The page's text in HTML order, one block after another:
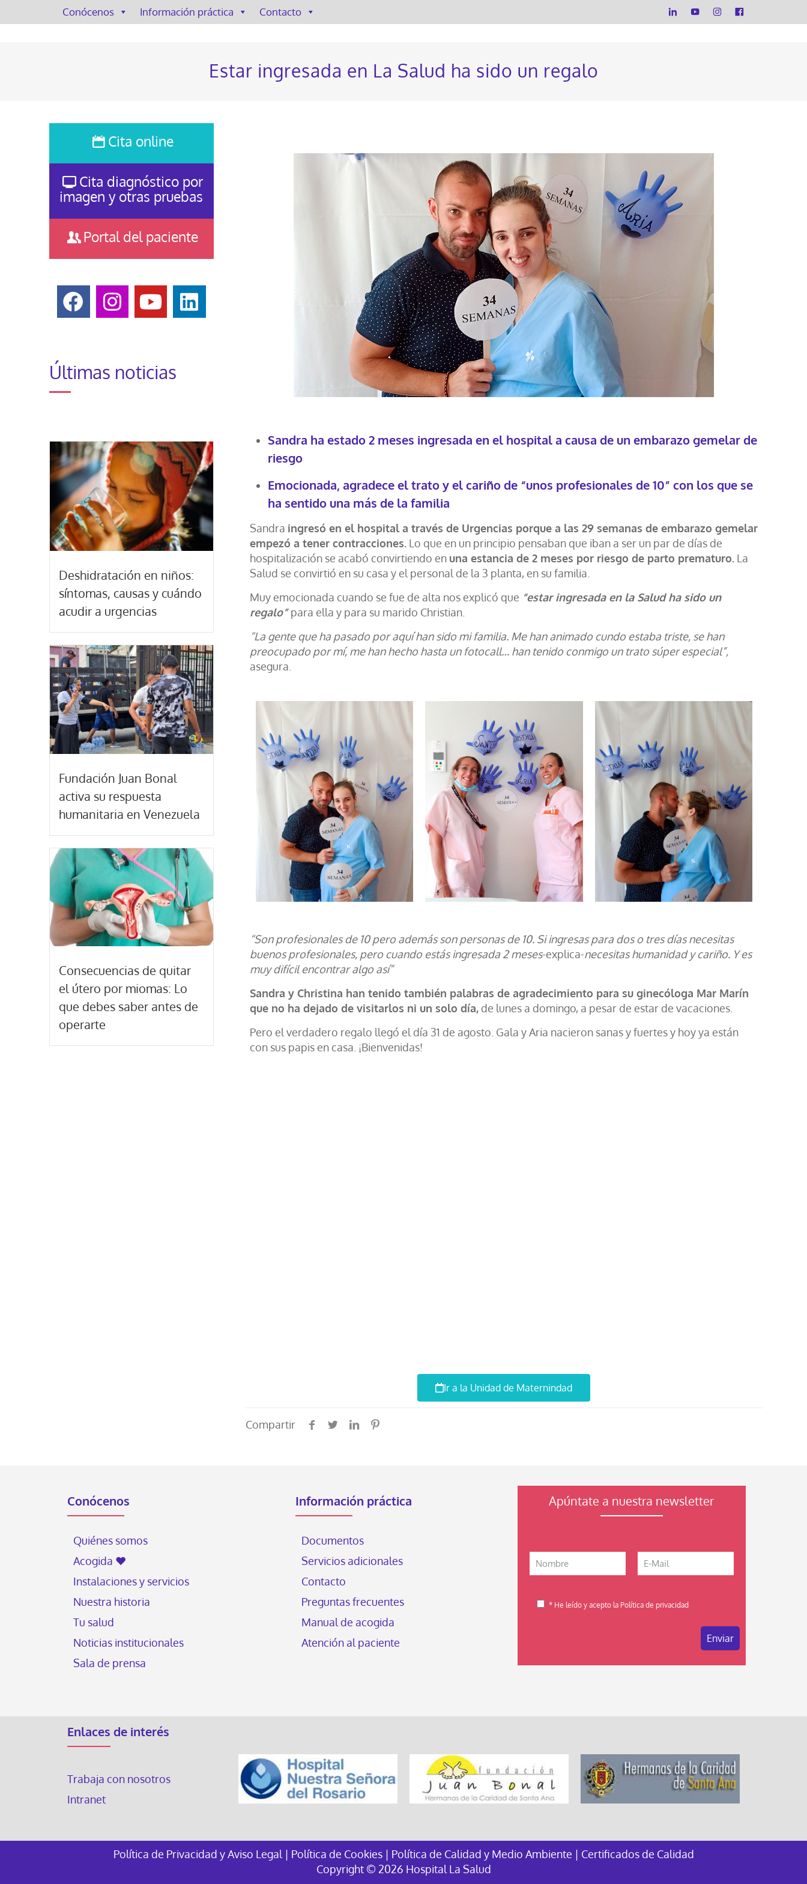
Conócenos Información práctica Contacto
Estar ingresada en La Salud ha sido un regalo
Sandra ha estado 2 meses ingresada en el hospital a causa de un embarazo gemelar de
riesgo
Emocionada, agradece el trato y el cariño de “unos profesionales de 10” con los que se
ha sentido una más de la familia
Sandra ingresó en el hospital a través de Urgencias porque a las 29 semanas de embarazo gemelar
empezó a tener contracciones.Lo que en un principio pensaban que iban a ser un par de días de
hospitalización se acabó convirtiendo en una estancia de 2 meses por riesgo de parto prematuro.La
Salud se convirtió en su casa y el personal de la 3 planta, en su familia.
Muy emocionada cuando se fue de alta nos explicó que “estar ingresada en la Salud ha sido un
regalo” para ella y para su marido Christian.
“La gente que ha pasado por aquí han sido mi familia. Me han animado cundo estaba triste, se han
preocupado por mí, me han hecho hasta un fotocall… han tenido conmigo un trato súper especial”,
asegura.
“Son profesionales de 10 pero además son personas de 10. Si ingresas para dos o tres días necesitas
buenos profesionales, pero cuando estás ingresada 2 meses-explica-necesitas humanidad y cariño. Y es
muy difícil encontrar algo así”
Sandra y Christina han tenido también palabras de agradecimiento para su ginecóloga Mar Marín
que no ha dejado de visitarlos ni un solo día,de lunes a domingo, a pesar de estar de vacaciones.
Pero el verdadero regalo llegó el día 31 de agosto. Gala y Aria nacieron sanas y fuertes y hoy ya están
con sus papis en casa. ¡Bienvenidas!
Ir a la Unidad de Maternindad
Compartir
Cita online
Cita diagnóstico por
imagen y otras pruebas
Portal del paciente
Últimas noticias
Deshidratación en niños:
síntomas, causas y cuándo
acudir a urgencias
Fundación Juan Bonal
activa su respuesta
humanitaria en Venezuela
Consecuencias de quitar
el útero por miomas: Lo
que debes saber antes de
operarte
Conócenos
Quiénes somos
Acogida ♥
Instalaciones y servicios
Nuestra historia
Tu salud
Noticias institucionales
Sala de prensa
Información práctica
Documentos
Servicios adicionales
Contacto
Preguntas frecuentes
Manual de acogida
Atención al paciente
Apúntate a nuestra newsletter
* He leído y acepto la Política de privacidad
Enlaces de interés
Trabaja con nosotros
Intranet
Política de Privacidad y Aviso Legal | Política de Cookies| Política de Calidad y Medio Ambiente | Certificados de Calidad
Copyright © 2026 Hospital La Salud